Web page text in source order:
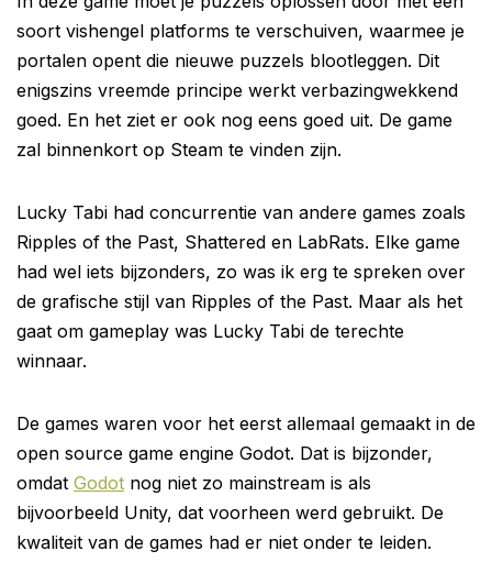
soort vishengel platforms te verschuiven, waarmee je
portalen opent die nieuwe puzzels blootleggen. Dit
enigszins vreemde principe werkt verbazingwekkend
goed. En het ziet er ook nog eens goed uit. De game
zal binnenkort op Steam te vinden zijn.
Lucky Tabi had concurrentie van andere games zoals
Ripples of the Past, Shattered en LabRats. Elke game
had wel iets bijzonders, zo was ik erg te spreken over
de grafische stijl van Ripples of the Past. Maar als het
gaat om gameplay was Lucky Tabi de terechte
winnaar.
De games waren voor het eerst allemaal gemaakt in de
open source game engine Godot. Dat is bijzonder,
omdat Godot nog niet zo mainstream is als
bijvoorbeeld Unity, dat voorheen werd gebruikt. De
kwaliteit van de games had er niet onder te leiden.